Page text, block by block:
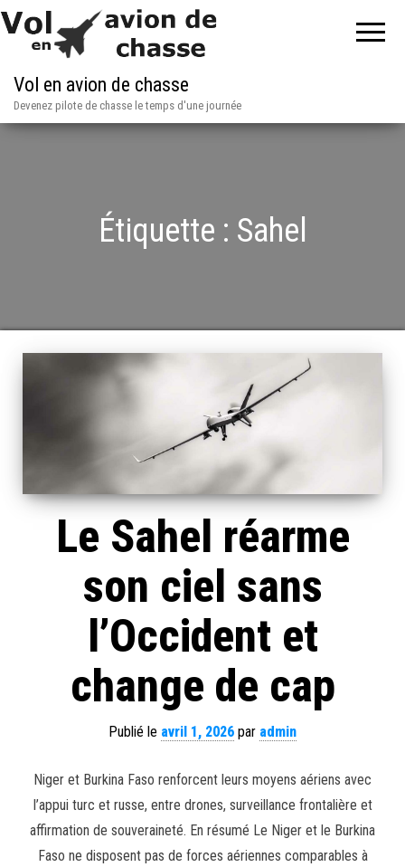
Vol en avion de chasse
Devenez pilote de chasse le temps d'une journée
Étiquette : Sahel
Le Sahel réarme
son ciel sans
l’Occident et
change de cap
Publié le avril 1, 2026 par admin
Niger et Burkina Faso renforcent leurs moyens aériens avec
l’appui turc et russe, entre drones, surveillance frontalière et
affirmation de souveraineté. En résumé Le Niger et le Burkina
Faso ne disposent pas de forces aériennes comparables à